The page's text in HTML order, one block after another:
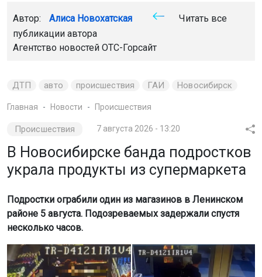
Автор: Алиса Новохатская
Читать все
публикации автора
Агентство новостей ОТС-Горсайт
ДТП авто происшествия ГАИ Новосибирск
Главная Новости Происшествия
Происшествия 7 августа 2026 - 13:20
В Новосибирске банда подростков
украла продукты из супермаркета
Подростки ограбили один из магазинов в Ленинском
районе 5 августа. Подозреваемых задержали спустя
несколько часов.